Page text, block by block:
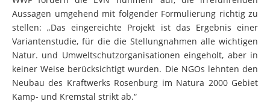
Aussagen umgehend mit folgender Formulierung richtig zu
stellen: „Das eingereichte Projekt ist das Ergebnis einer
Variantenstudie, für die die Stellungnahmen alle wichtigen
Natur. und Umweltschutzorganisationen eingeholt, aber in
keiner Weise berücksichtigt wurden. Die NGOs lehnten den
Neubau des Kraftwerks Rosenburg im Natura 2000 Gebiet
Kamp- und Kremstal strikt ab.“